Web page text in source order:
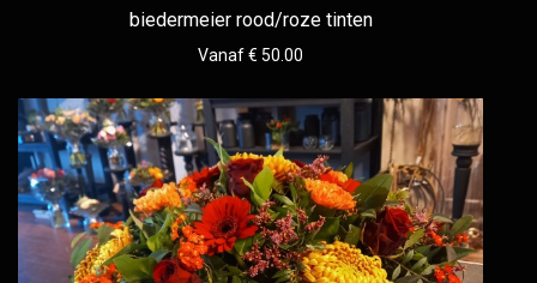
biedermeier rood/roze tinten
Vanaf € 50.00